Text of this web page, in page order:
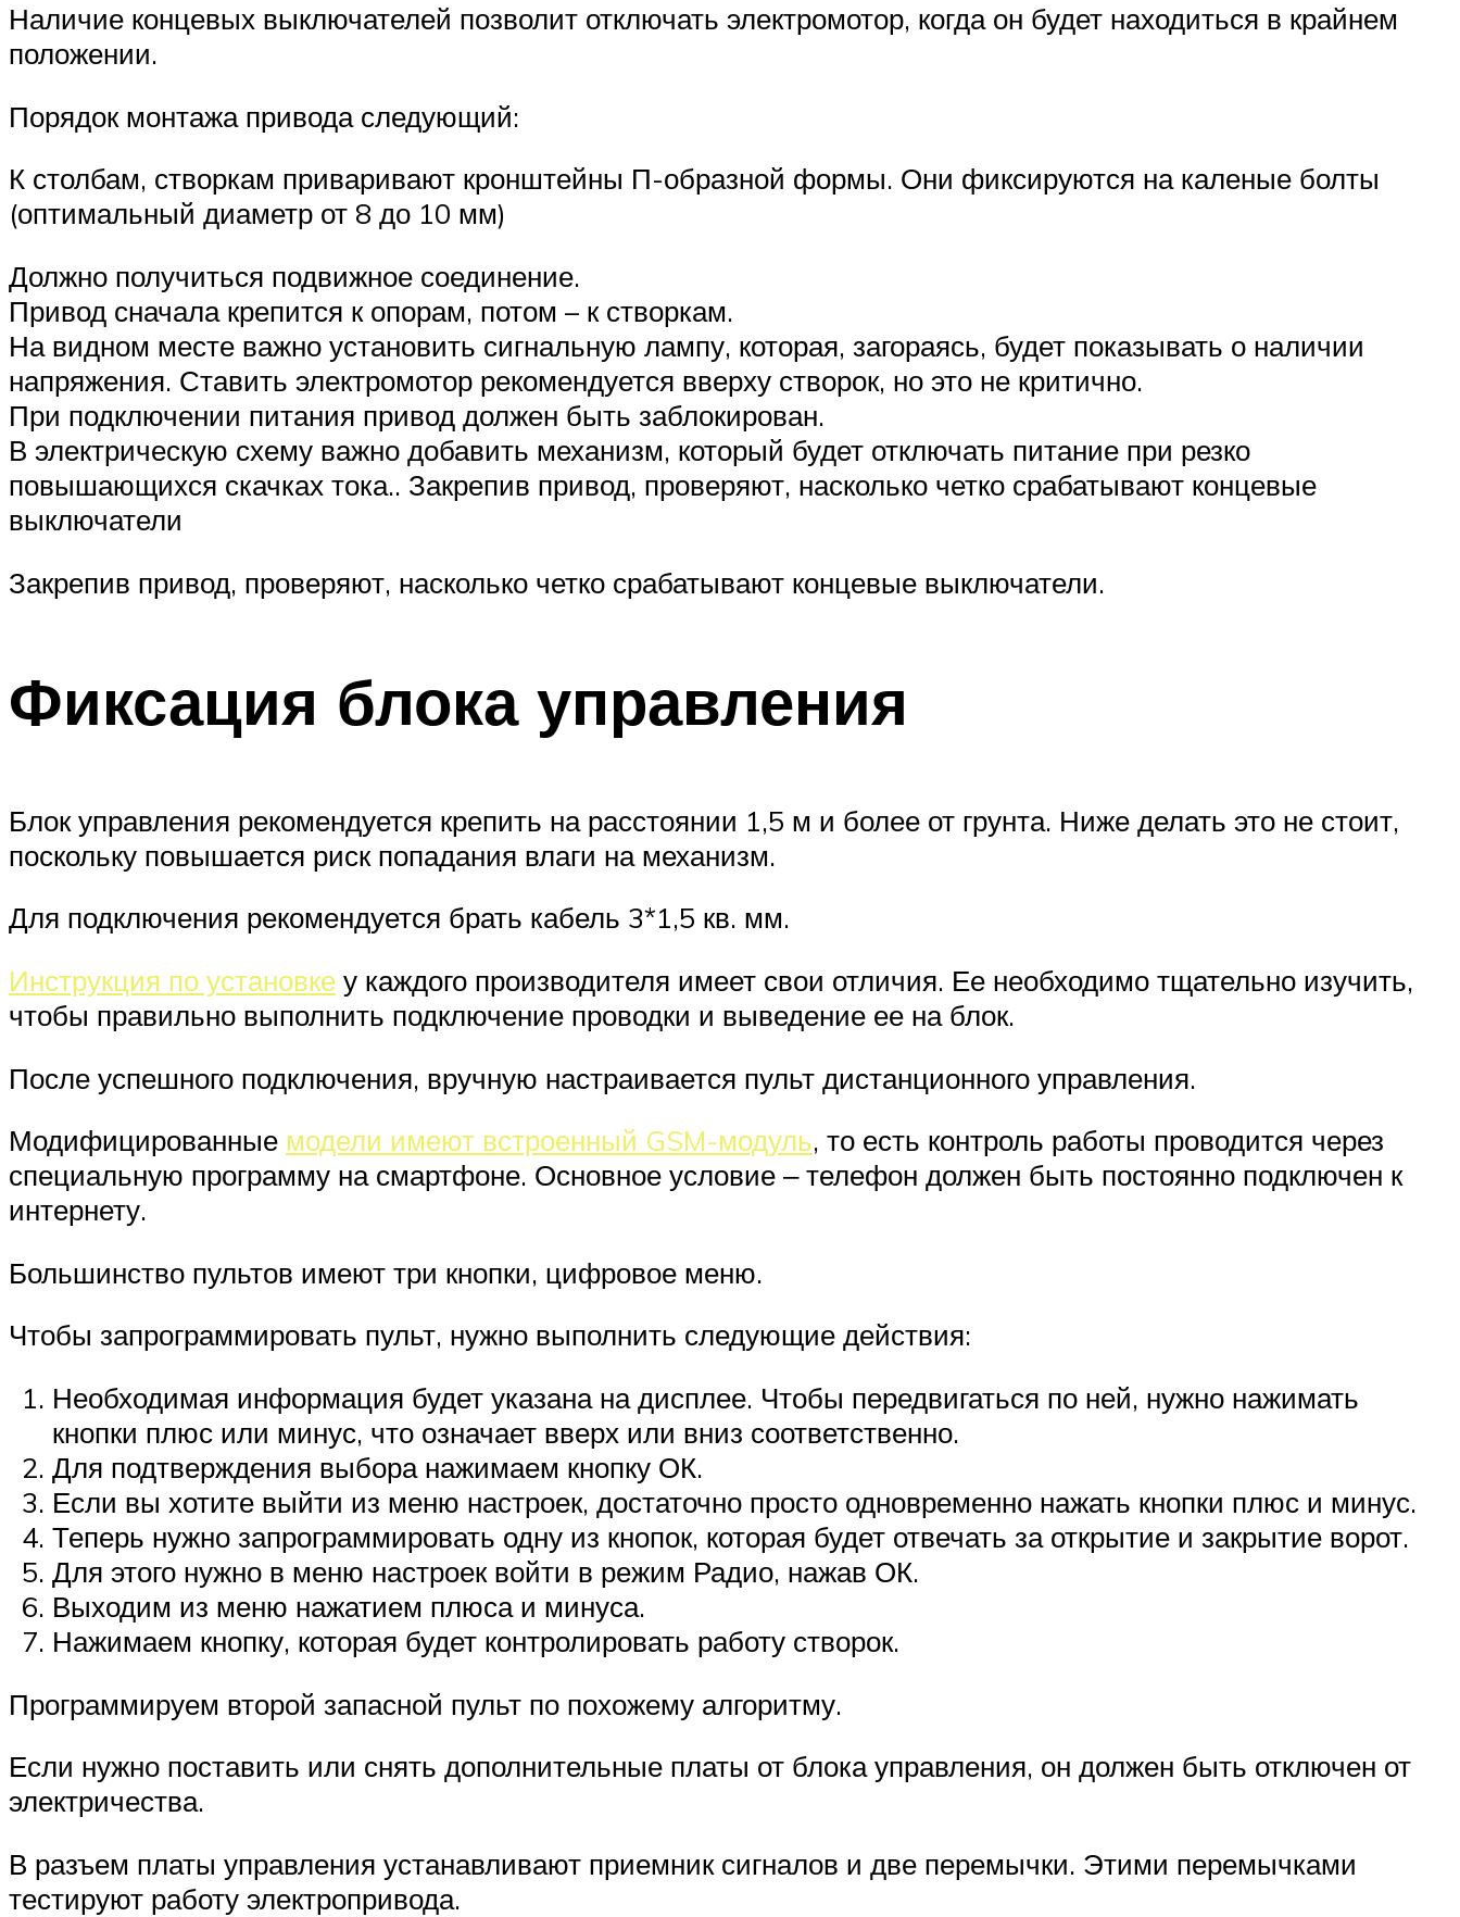
Наличие концевых выключателей позволит отключать электромотор, когда он будет находиться в крайнем
положении.
Порядок монтажа привода следующий:
К столбам, створкам приваривают кронштейны П-образной формы. Они фиксируются на каленые болты
(оптимальный диаметр от 8 до 10 мм)
Должно получиться подвижное соединение.
Привод сначала крепится к опорам, потом – к створкам.
На видном месте важно установить сигнальную лампу, которая, загораясь, будет показывать о наличии
напряжения. Ставить электромотор рекомендуется вверху створок, но это не критично.
При подключении питания привод должен быть заблокирован.
В электрическую схему важно добавить механизм, который будет отключать питание при резко
повышающихся скачках тока.. Закрепив привод, проверяют, насколько четко срабатывают концевые
выключатели
Закрепив привод, проверяют, насколько четко срабатывают концевые выключатели.
Фиксация блока управления
Блок управления рекомендуется крепить на расстоянии 1,5 м и более от грунта. Ниже делать это не стоит,
поскольку повышается риск попадания влаги на механизм.
Для подключения рекомендуется брать кабель 3*1,5 кв. мм.
Инструкция по установке у каждого производителя имеет свои отличия. Ее необходимо тщательно изучить,
чтобы правильно выполнить подключение проводки и выведение ее на блок.
После успешного подключения, вручную настраивается пульт дистанционного управления.
Модифицированные модели имеют встроенный GSM-модуль, то есть контроль работы проводится через
специальную программу на смартфоне. Основное условие ‒ телефон должен быть постоянно подключен к
интернету.
Большинство пультов имеют три кнопки, цифровое меню.
Чтобы запрограммировать пульт, нужно выполнить следующие действия:
Необходимая информация будет указана на дисплее. Чтобы передвигаться по ней, нужно нажимать
кнопки плюс или минус, что означает вверх или вниз соответственно.
Для подтверждения выбора нажимаем кнопку ОК.
Если вы хотите выйти из меню настроек, достаточно просто одновременно нажать кнопки плюс и минус.
Теперь нужно запрограммировать одну из кнопок, которая будет отвечать за открытие и закрытие ворот.
Для этого нужно в меню настроек войти в режим Радио, нажав ОК.
Выходим из меню нажатием плюса и минуса.
Нажимаем кнопку, которая будет контролировать работу створок.
Программируем второй запасной пульт по похожему алгоритму.
Если нужно поставить или снять дополнительные платы от блока управления, он должен быть отключен от
электричества.
В разъем платы управления устанавливают приемник сигналов и две перемычки. Этими перемычками
тестируют работу электропривода.